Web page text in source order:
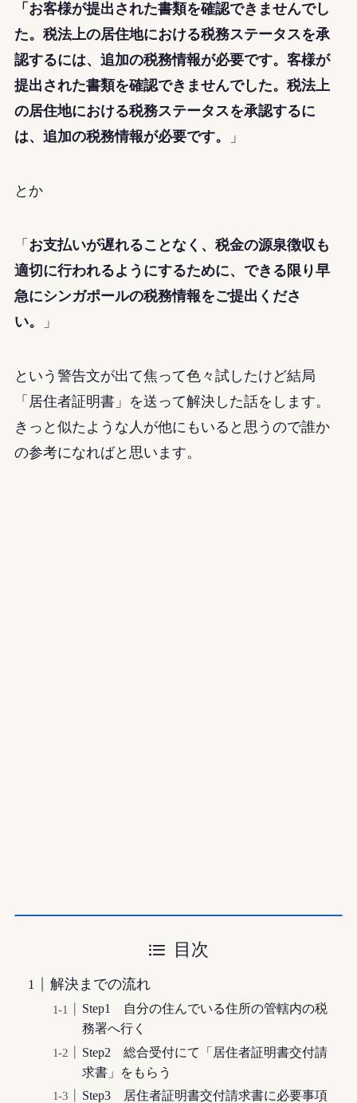
「お客様が提出された書類を確認できませんでし
た。税法上の居住地における税務ステータスを承
認するには、追加の税務情報が必要です。客様が
提出された書類を確認できませんでした。税法上
の居住地における税務ステータスを承認するに
は、追加の税務情報が必要です。
」
とか
「 お支払いが遅れることなく、税金の源泉徴収も
適切に行われるようにするために、できる限り早
急にシンガポールの税務情報をご提出くださ
い。
」
という警告文が出て焦って色々試したけど結局
「居住者証明書」 を送って解決した話をします。
きっと似たような人が他にもいると思うので誰か
の参考になればと思います。
目次
解決までの流れ
Step1 自分の住んでいる住所の管轄内の税
務署へ行く
Step2 総合受付にて「居住者証明書交付請
求書」をもらう
Step3 居住者証明書交付請求書に必要事項